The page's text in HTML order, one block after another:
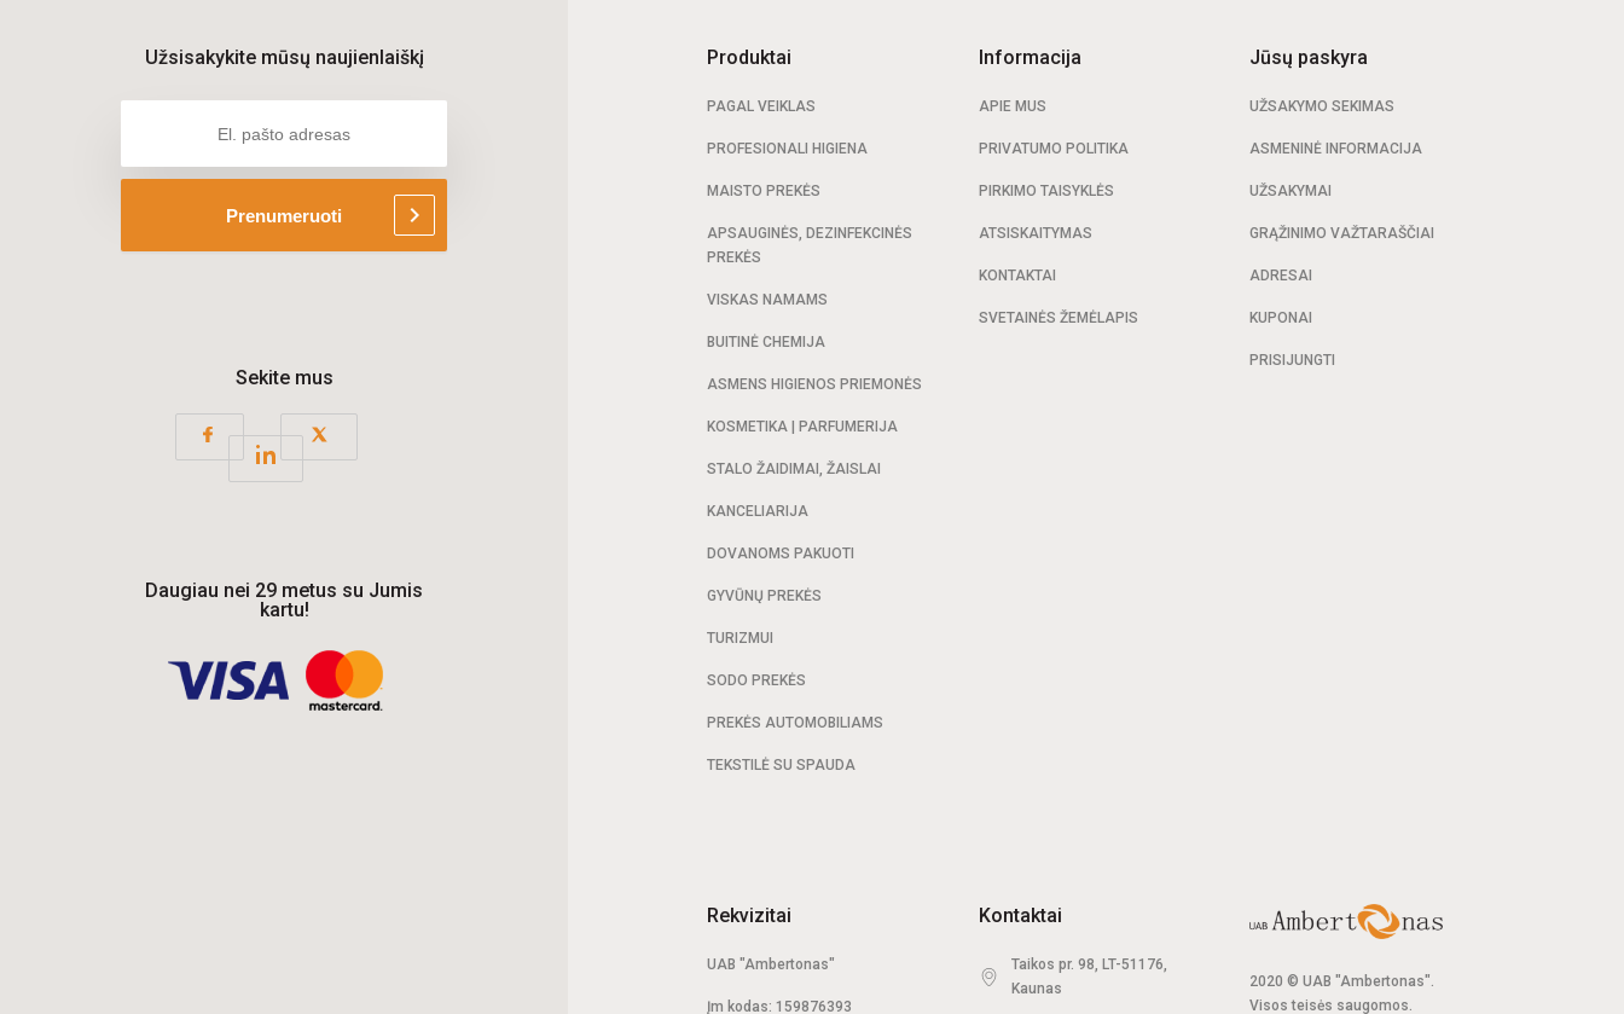
Užsisakykite mūsų naujienlaiškį
Prenumeruoti chevron_right
Sekite mus
Daugiau nei 29 metus su Jumis
kartu!
Produktai
PAGAL VEIKLAS
PROFESIONALI HIGIENA
MAISTO PREKĖS
APSAUGINĖS, DEZINFEKCINĖS
PREKĖS
VISKAS NAMAMS
BUITINĖ CHEMIJA
ASMENS HIGIENOS PRIEMONĖS
KOSMETIKA | PARFUMERIJA
STALO ŽAIDIMAI, ŽAISLAI
KANCELIARIJA
DOVANOMS PAKUOTI
GYVŪNŲ PREKĖS
TURIZMUI
SODO PREKĖS
PREKĖS AUTOMOBILIAMS
TEKSTILĖ SU SPAUDA
Informacija
APIE MUS
PRIVATUMO POLITIKA
PIRKIMO TAISYKLĖS
ATSISKAITYMAS
KONTAKTAI
SVETAINĖS ŽEMĖLAPIS
Jūsų paskyra
UŽSAKYMO SEKIMAS
ASMENINĖ INFORMACIJA
UŽSAKYMAI
GRĄŽINIMO VAŽTARAŠČIAI
ADRESAI
KUPONAI
PRISIJUNGTI
Rekvizitai
UAB "Ambertonas"
Įm kodas: 159876393
Kontaktai
Taikos pr. 98, LT-51176,
Kaunas
2020 © UAB "Ambertonas".
Visos teisės saugomos.